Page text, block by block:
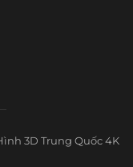
3D Trung Quốc 4K